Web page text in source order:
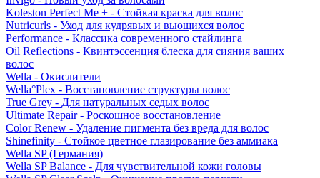
Koleston Perfect Me + - Стойкая краска для волос
Nutricurls - Уход для кудрявых и вьющихся волос
Performance - Классика современного стайлинга
Oil Reflections - Квинтэссенция блеска для сияния ваших
волос
Wella - Окислители
Wella°Plex - Восстановление структуры волос
True Grey - Для натуральных седых волос
Ultimate Repair - Роскошное восстановление
Color Renew - Удаление пигмента без вреда для волос
Shinefinity - Стойкое цветное глазирование без аммиака
Wella SP (Германия)
Wella SP Balance - Для чувствительной кожи головы